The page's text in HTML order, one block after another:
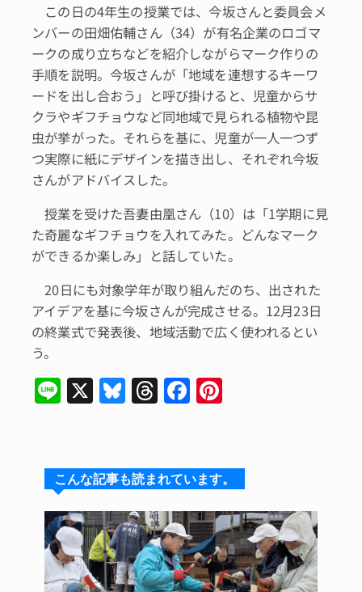
この日の4年生の授業では、今坂さんと委員会メ
ンバーの田畑佑輔さん（34）が有名企業のロゴマ
ークの成り立ちなどを紹介しながらマーク作りの
手順を説明。今坂さんが「地域を連想するキーワ
ードを出し合おう」と呼び掛けると、児童からサ
クラやギフチョウなど同地域で見られる植物や昆
虫が挙がった。それらを基に、児童が一人一つず
つ実際に紙にデザインを描き出し、それぞれ今坂
さんがアドバイスした。
授業を受けた吾妻由凰さん（10）は「1学期に見
た奇麗なギフチョウを入れてみた。どんなマーク
ができるか楽しみ」と話していた。
20日にも対象学年が取り組んだのち、出された
アイデアを基に今坂さんが完成させる。12月23日
の終業式で発表後、地域活動で広く使われるとい
う。
Li X Bl
s
k
y
T
a
d
s
F
e
b
o
o
k
re
st
こんな記事も読まれています。